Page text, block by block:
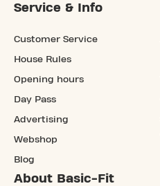
Service & Info
Customer Service
House Rules
Opening hours
Day Pass
Advertising
Webshop
Blog
About Basic-Fit